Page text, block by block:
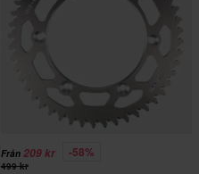
Från 209 kr -58%
499 kr